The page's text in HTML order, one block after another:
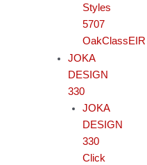
Styles
5707
OakClassEIR
JOKA
DESIGN
330
JOKA
DESIGN
330
Click